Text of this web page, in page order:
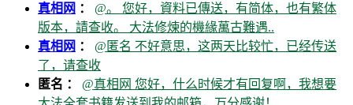
真相网 ： @。 您好，資料已傳送，有简体，也有繁体
版本，請查收。 大法修煉的機緣萬古難遇..
真相网 ： @匿名 不好意思，这两天比较忙，已经传送
了，请查收
匿名 ： @真相网 您好，什么时候才有回复啊，我想要